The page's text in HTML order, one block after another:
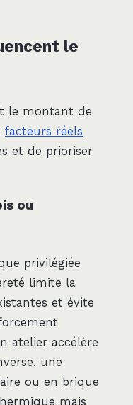
le
le montant de
facteurs réels
et de prioriser
ou
privilégiée
limite la
et évite
atelier accélère
une
ou en brique
mais